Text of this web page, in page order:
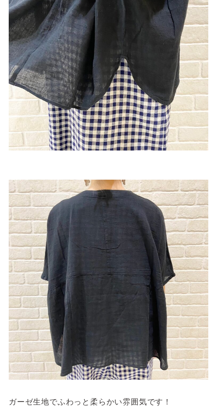
ガーゼ生地でふわっと柔らかい雰囲気です！